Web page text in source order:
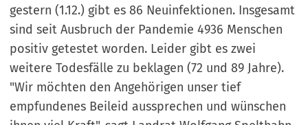
gestern (1.12.) gibt es 86 Neuinfektionen. Insgesamt
sind seit Ausbruch der Pandemie 4936 Menschen
positiv getestet worden. Leider gibt es zwei
weitere Todesfälle zu beklagen (72 und 89 Jahre).
"Wir möchten den Angehörigen unser tief
empfundenes Beileid aussprechen und wünschen